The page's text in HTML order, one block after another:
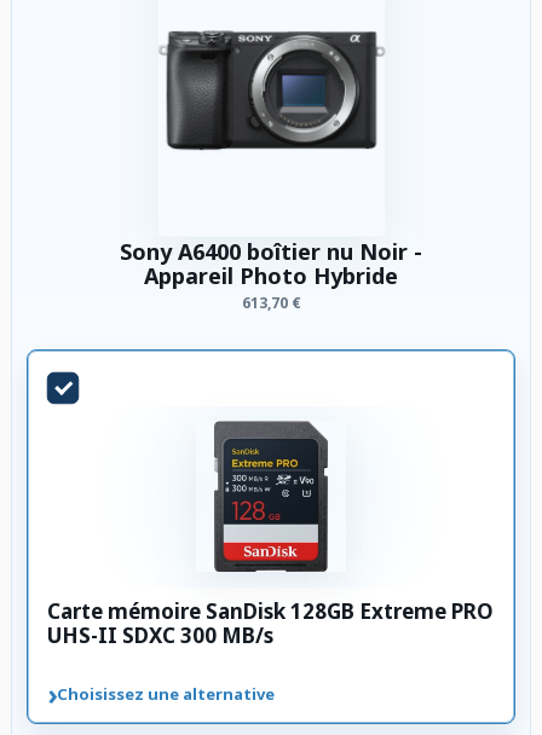
Sony A6400 boîtier nu Noir -
Appareil Photo Hybride
613,70 €
Carte mémoire SanDisk 128GB Extreme PRO
UHS-II SDXC 300 MB/s
›Choisissez une alternative